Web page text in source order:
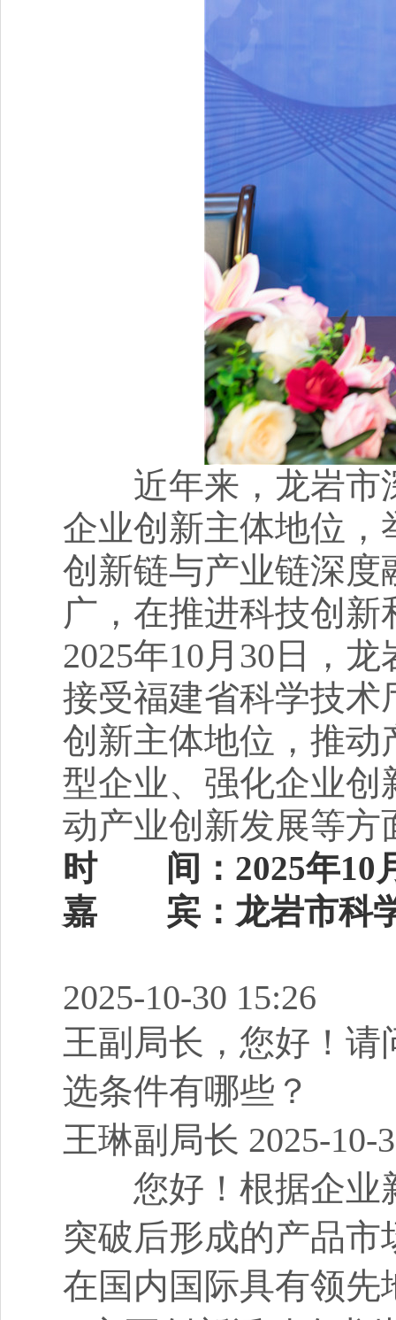
近年来，龙岩市
企业创新主体地位
创新链与产业链深度
广，在推进科技创
2025年10月30日，
接受福建省科学技术
创新主体地位，推动
型企业、强化企业创
动产业创新发展等方
时 间：2025年10
嘉 宾：龙岩市科学
2025-10-30 15:26
王副局长，您好！
选条件有哪些？
王琳副局长 2025-10-
您好！根据企业
突破后形成的产品
在国内国际具有领先